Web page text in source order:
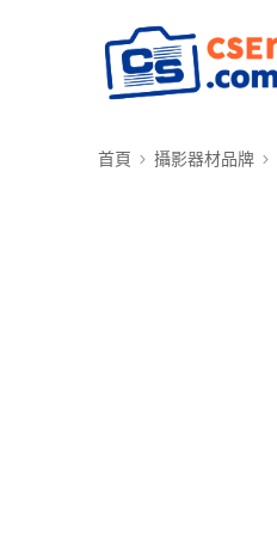
首頁 攝影器材品牌